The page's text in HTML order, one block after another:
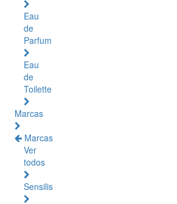
Eau
de
Parfum
Eau
de
Toilette
Marcas
Marcas
Ver
todos
Sensilis